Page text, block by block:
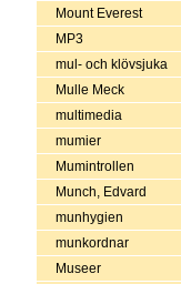
Mount Everest
MP3
mul- och klövsjuka
Mulle Meck
multimedia
mumier
Mumintrollen
Munch, Edvard
munhygien
munkordnar
Museer